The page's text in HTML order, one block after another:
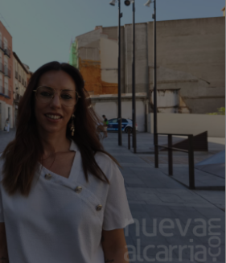
municipal de falta de
de la calle Chorrón